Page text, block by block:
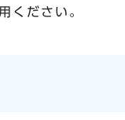
ください。